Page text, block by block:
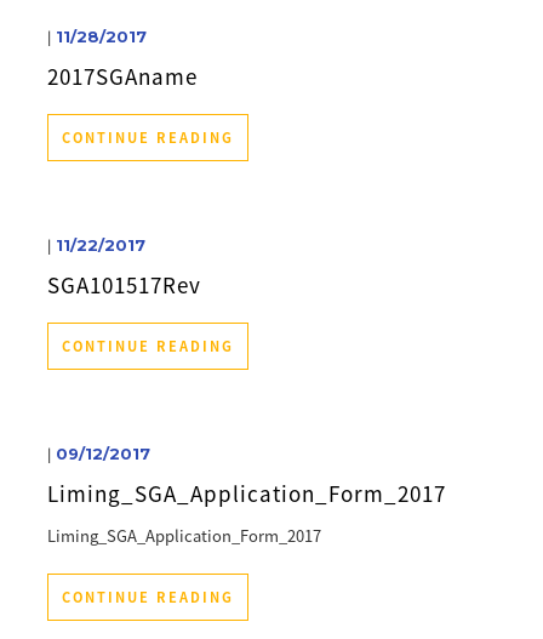
| 11/28/2017
2017SGAname
CONTINUE READING
| 11/22/2017
SGA101517Rev
CONTINUE READING
| 09/12/2017
Liming_SGA_Application_Form_2017
Liming_SGA_Application_Form_2017
CONTINUE READING